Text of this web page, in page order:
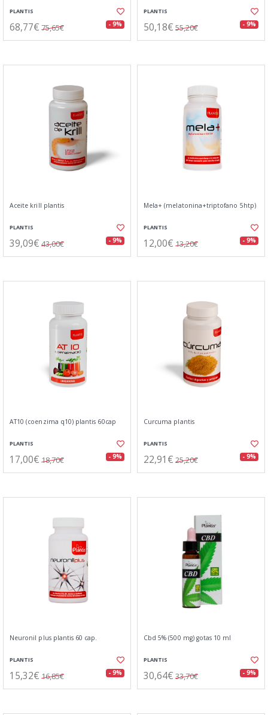
PLANTIS
68,77€ 75,65€ - 9%
PLANTIS
50,18€ 55,20€ - 9%
Aceite krill plantis
PLANTIS
39,09€ 43,00€ - 9%
Mela+ (melatonina+triptofano 5htp)
PLANTIS
12,00€ 13,20€ - 9%
AT10 (coenzima q10) plantis 60cap
PLANTIS
17,00€ 18,70€ - 9%
Curcuma plantis
PLANTIS
22,91€ 25,20€ - 9%
Neuronil plus plantis 60 cap.
PLANTIS
15,32€ 16,85€ - 9%
Cbd 5% (500 mg) gotas 10 ml
PLANTIS
30,64€ 33,70€ - 9%